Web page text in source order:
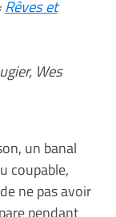
Rêves et
Wes
un banal
coupable,
ne pas avoir
pendant